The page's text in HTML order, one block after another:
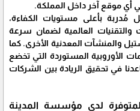
أي موقع آخر داخل المملكة.
بأعلى مستويات الكفاءة،
والتقنيات العالمية لضمان سرعة
والمنشآت المعدنية الأخرى. كما
الأوروبية المستوردة التي تخضع
في تحقيق الريادة بين الشركات
لدى مؤسسة المدينة